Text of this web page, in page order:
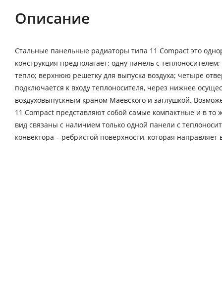
Описание
Стальные панельные радиаторы типа 11 Compact это
конструкция предполагает: одну панель с
тепло; верхнюю решетку для выпуска воздуха; четыре
подключается к входу теплоносителя, через нижнее
воздуховыпускным краном Маевского и заглушкой.
11 Compact представляют собой самые компактные и в
вид связаны с наличием только одной панели с
конвектора – ребристой поверхности, которая